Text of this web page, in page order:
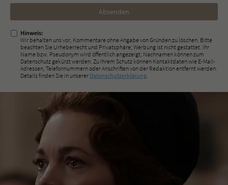
Nicht
ausfüllen!
Hinweis:
Wir behalten uns vor, Kommentare ohne Angabe von Gründen zu löschen. Bitte
beachten Sie Urheberrecht und Privatsphäre; Werbung ist nicht gestattet. Ihr
Name bzw. Pseudonym wird öffentlich angezeigt; Nachnamen können zum
Datenschutz gekürzt werden. Zu Ihrem Schutz können Kontaktdaten wie E-Mail-
Adressen, Telefonnummern oder Anschriften von der Redaktion entfernt werden.
Details finden Sie in unserer Datenschutzerklärung